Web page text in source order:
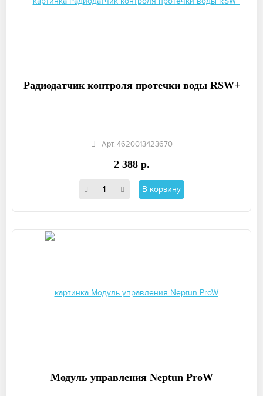
Радиодатчик контроля протечки воды RSW+
Арт. 4620013423670
2 388 р.
В корзину
Модуль управления Neptun ProW